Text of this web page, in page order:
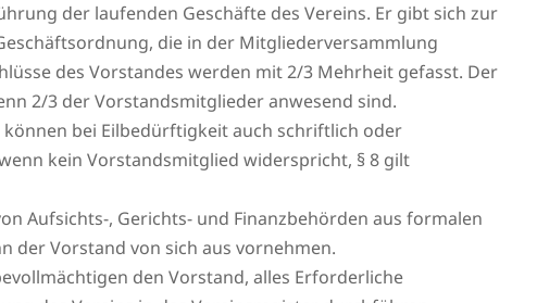
der laufenden Geschäfte des Vereins. Er gibt sich zur
die in der Mitgliederversammlung
des Vorstandes werden mit 2/3 Mehrheit gefasst. Der
2/3 der Vorstandsmitglieder anwesend sind.
bei Eilbedürftigkeit auch schriftlich oder
kein Vorstandsmitglied widerspricht, § 8 gilt
Aufsichts-, Gerichts- und Finanzbehörden aus formalen
der Vorstand von sich aus vornehmen.
den Vorstand, alles Erforderliche